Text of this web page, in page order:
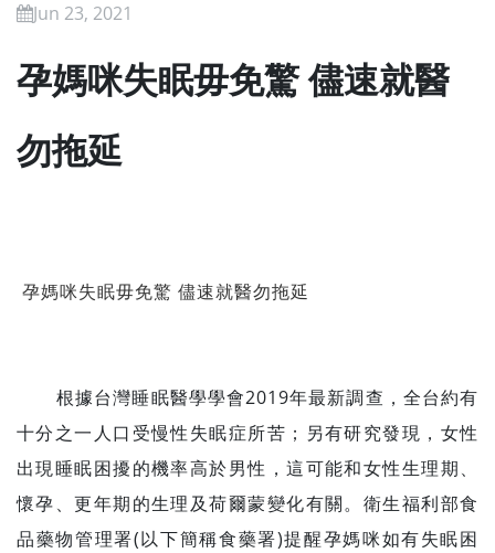
Jun 23, 2021
孕媽咪失眠毋免驚 儘速就醫
勿拖延
孕媽咪失眠毋免驚 儘速就醫勿拖延
根據台灣睡眠醫學學會2019年最新調查，全台約有
十分之一人口受慢性失眠症所苦；另有研究發現，女性
出現睡眠困擾的機率高於男性，這可能和女性生理期、
懷孕、更年期的生理及荷爾蒙變化有關。衛生福利部食
品藥物管理署(以下簡稱食藥署)提醒孕媽咪如有失眠困